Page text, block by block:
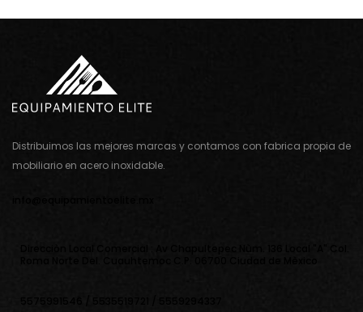
Distribuimos las mejores marcas y contamos con fabrica propia de
mobiliario en acero inoxidable.